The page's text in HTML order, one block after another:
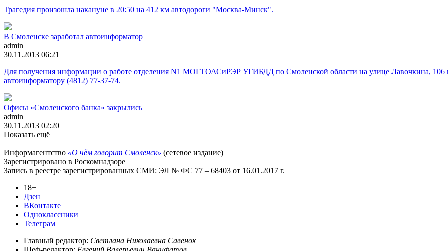
Трагедия произошла накануне в 20:50 на 412 км автодороги "Москва-Минск".
В Смоленске заработал автоинформатор
admin
30.11.2013 06:21
Для получения информации о работе отделения N1 МОГТОАСиРЭР УГИБДД по Смоленской области на улице Лавочкина, 106
автоинформатору (4812) 77-37-74.
Офисы «Смоленского банка» закрылись
admin
30.11.2013 02:20
Показать ещё
Информагентство «О чём говорит Смоленск» (сетевое издание)
Зарегистрировано в Роскомнадзоре
Запись в реестре зарегистрированных СМИ: ЭЛ № ФС 77 – 68403 от 16.01.2017 г.
18+
Дзен
ВКонтакте
Одноклассники
Телеграм
Главный редактор: Светлана Николаевна Савенок
Шеф-редактор: Евгений Валерьевич Ванифатов